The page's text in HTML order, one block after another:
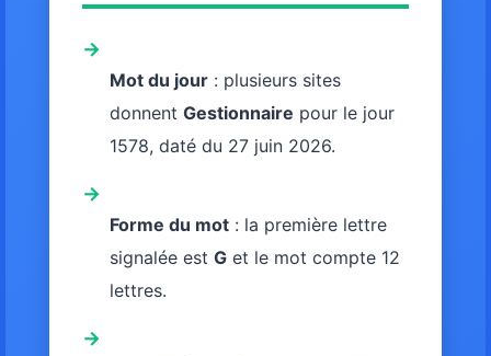
→
Mot du jour : plusieurs sites
donnent Gestionnaire pour le jour
1578, daté du 27 juin 2026.
→
Forme du mot : la première lettre
signalée est G et le mot compte 12
lettres.
→